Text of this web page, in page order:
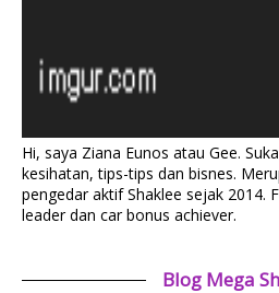
Hi, saya Ziana Eunos atau Gee.
kesihatan, tips-tips dan bisnes.
pengedar aktif Shaklee sejak 2014.
leader dan car bonus achiever.
Blog Mega